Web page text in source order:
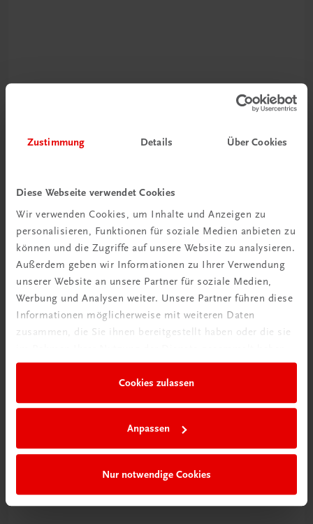
Zustimmung Details Über Cookies
Diese Webseite verwendet Cookies
Wir verwenden Cookies, um Inhalte und Anzeigen zu
personalisieren, Funktionen für soziale Medien anbieten zu
können und die Zugriffe auf unsere Website zu analysieren.
Außerdem geben wir Informationen zu Ihrer Verwendung
unserer Website an unsere Partner für soziale Medien,
Werbung und Analysen weiter. Unsere Partner führen diese
Informationen möglicherweise mit weiteren Daten
zusammen, die Sie ihnen bereitgestellt haben oder die sie
Cookies zulassen
Anpassen
Nur notwendige Cookies
& Versandkosten sparen
Videos mit
Mehr dazu